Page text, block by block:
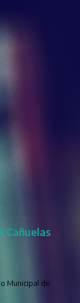
Cañuelas
Municipal de